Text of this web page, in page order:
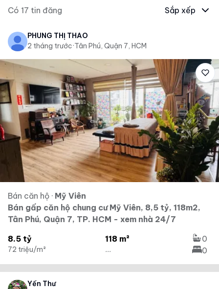
Có 17 tin đăng Sắp xếp
PHÙNG THỊ THẢO
2 tháng trước·Tân Phú, Quận 7, HCM
Bán căn hộ · Mỹ Viên
Bán gấp căn hộ chung cư Mỹ Viên, 8,5 tỷ, 118m2,
Tân Phú, Quận 7, TP. HCM - xem nhà 24/7
8.5 tỷ
72 triệu/m²
118 m²
...
0
0
Yến Thư